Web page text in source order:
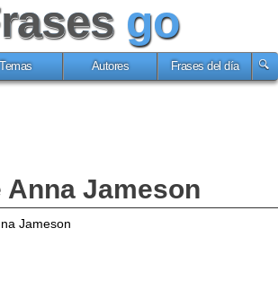
go
Temas Autores Frases del día
Anna Jameson
Jameson